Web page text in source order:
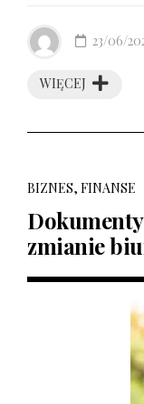
WIĘCEJ
23/06/
BIZNES, FINANSE
zmianie